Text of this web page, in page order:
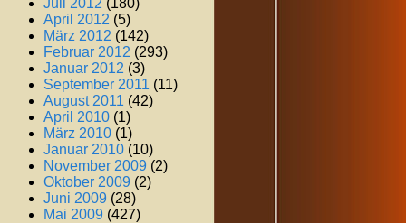
April 2012 (5)
März 2012 (142)
Februar 2012 (293)
Januar 2012 (3)
September 2011 (11)
August 2011 (42)
April 2010 (1)
März 2010 (1)
Januar 2010 (10)
November 2009 (2)
Oktober 2009 (2)
Juni 2009 (28)
Mai 2009 (427)